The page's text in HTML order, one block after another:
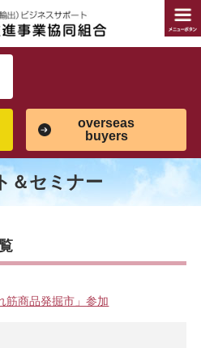
overseas
buyers
＆セミナー
筋商品発掘市」参加